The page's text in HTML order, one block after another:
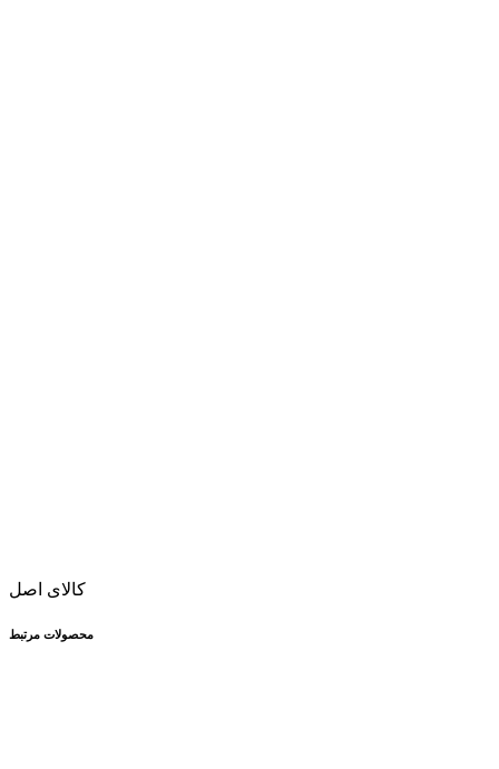
کالای اصل
محصولات مرتبط